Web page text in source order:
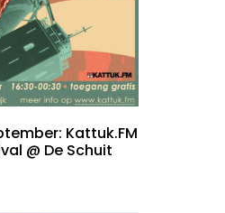
Kattuk.FM
@ De Schuit